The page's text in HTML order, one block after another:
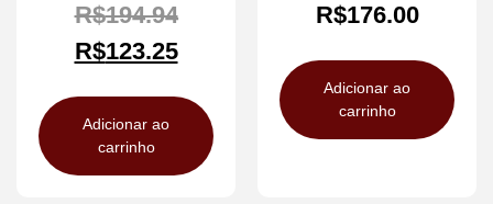
R$194.94
R$123.25
Adicionar ao
carrinho
R$176.00
Adicionar ao
carrinho